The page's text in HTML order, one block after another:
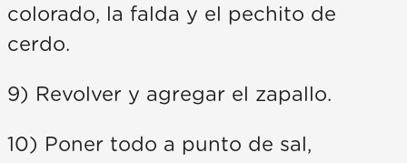
colorado, la falda y el pechito de
cerdo.
9) Revolver y agregar el zapallo.
10) Poner todo a punto de sal,